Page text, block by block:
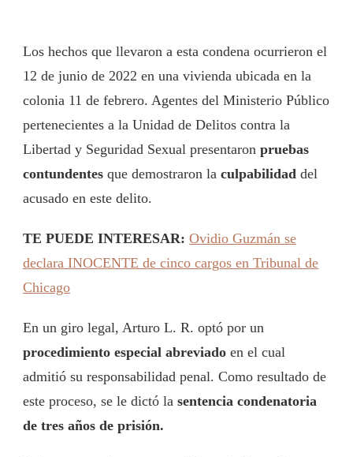
Los hechos que llevaron a esta condena ocurrieron el
12 de junio de 2022 en una vivienda ubicada en la
colonia 11 de febrero. Agentes del Ministerio Público
pertenecientes a la Unidad de Delitos contra la
Libertad y Seguridad Sexual presentaron pruebas
contundentes que demostraron la culpabilidad del
acusado en este delito.
TE PUEDE INTERESAR: Ovidio Guzmán se
declara INOCENTE de cinco cargos en Tribunal de
Chicago
En un giro legal, Arturo L. R. optó por un
procedimiento especial abreviado en el cual
admitió su responsabilidad penal. Como resultado de
este proceso, se le dictó la sentencia condenatoria
de tres años de prisión.